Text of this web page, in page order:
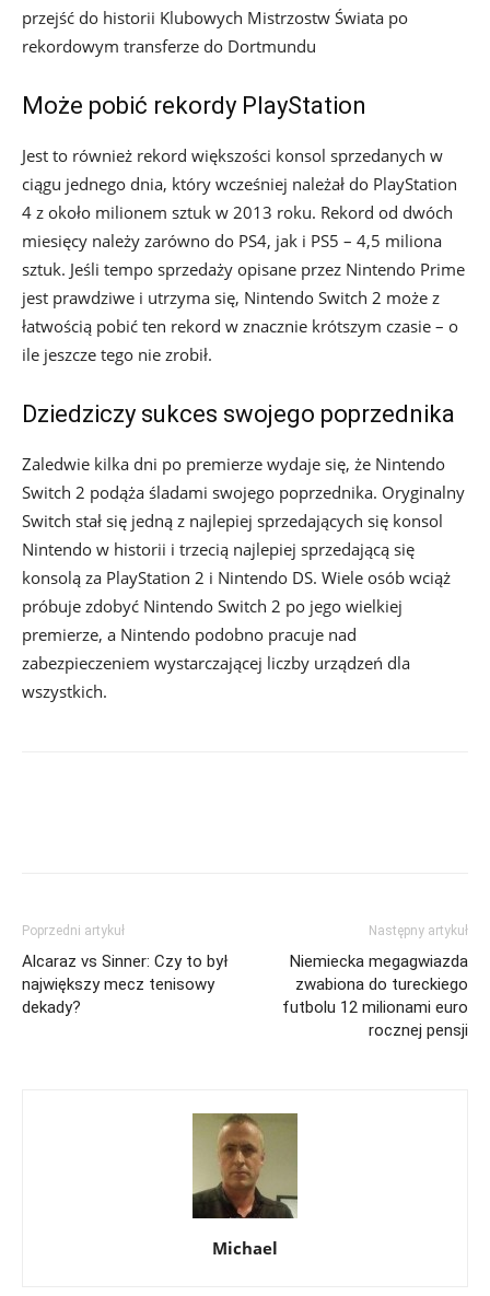
przejść do historii Klubowych Mistrzostw Świata po
rekordowym transferze do Dortmundu
Może pobić rekordy PlayStation
Jest to również rekord większości konsol sprzedanych w
ciągu jednego dnia, który wcześniej należał do PlayStation
4 z około milionem sztuk w 2013 roku. Rekord od dwóch
miesięcy należy zarówno do PS4, jak i PS5 – 4,5 miliona
sztuk. Jeśli tempo sprzedaży opisane przez Nintendo Prime
jest prawdziwe i utrzyma się, Nintendo Switch 2 może z
łatwością pobić ten rekord w znacznie krótszym czasie – o
ile jeszcze tego nie zrobił.
Dziedziczy sukces swojego poprzednika
Zaledwie kilka dni po premierze wydaje się, że Nintendo
Switch 2 podąża śladami swojego poprzednika. Oryginalny
Switch stał się jedną z najlepiej sprzedających się konsol
Nintendo w historii i trzecią najlepiej sprzedającą się
konsolą za PlayStation 2 i Nintendo DS. Wiele osób wciąż
próbuje zdobyć Nintendo Switch 2 po jego wielkiej
premierze, a Nintendo podobno pracuje nad
zabezpieczeniem wystarczającej liczby urządzeń dla
wszystkich.
Poprzedni artykuł
Alcaraz vs Sinner: Czy to był
największy mecz tenisowy
dekady?
Następny artykuł
Niemiecka megagwiazda
zwabiona do tureckiego
futbolu 12 milionami euro
rocznej pensji
Michael